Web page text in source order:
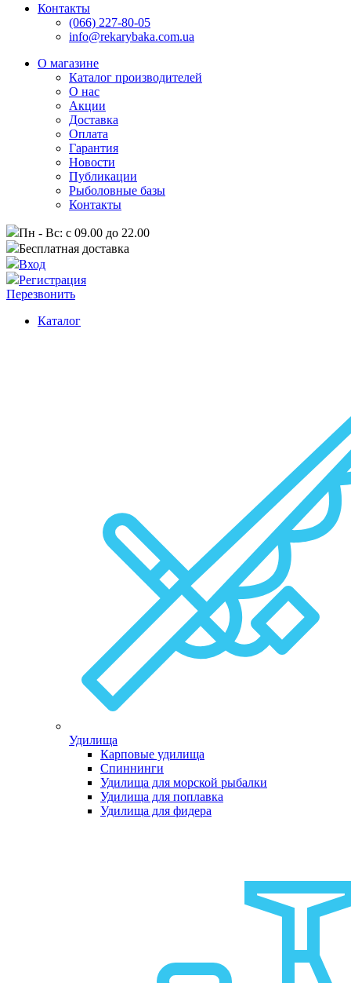
Контакты
(066) 227-80-05
info@rekarybaka.com.ua
О магазине
Каталог производителей
О нас
Акции
Доставка
Оплата
Гарантия
Новости
Публикации
Рыболовные базы
Контакты
Пн - Вс: с 09.00 до 22.00
Бесплатная доставка
Вход
Регистрация
Перезвонить
Каталог
Удилища
Карповые удилища
Спиннинги
Удилища для морской рыбалки
Удилища для поплавка
Удилища для фидера